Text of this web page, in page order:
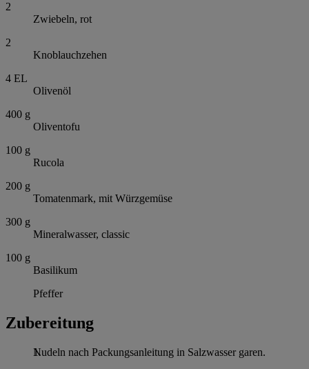
2
Zwiebeln, rot
2
Knoblauchzehen
4 EL
Olivenöl
400 g
Oliventofu
100 g
Rucola
200 g
Tomatenmark, mit Würzgemüse
300 g
Mineralwasser, classic
100 g
Basilikum
Pfeffer
Zubereitung
Nudeln nach Packungsanleitung in Salzwasser garen.